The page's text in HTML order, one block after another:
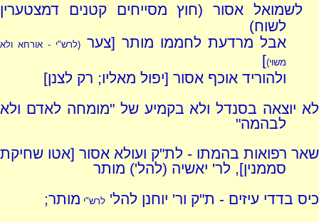
לשמואל אסור (חוץ מסייחים קטנים דמצטערין
לשוח)
אבל מרדעת לחממו מותר [צער(לרש"י - אורחא ולא
משוי)]
ולהוריד אוכף אסור [יפול מאליו; רק לצנן]
לא יוצאה בסנדל ולא בקמיע של "מומחה לאדם ולא
לבהמה"
שאר רפואות בהמתו - לת"ק ועולא אסור [אטו שחיקת
סממנין], לר' יאשיה (להל') מותר
כיס בדדי עיזים - ת"ק ור' יוחנן להל' לרש"י מותר;